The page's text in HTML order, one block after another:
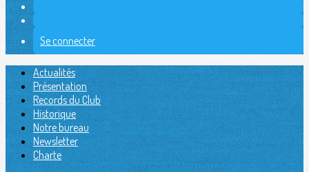
Se connecter
Actualités
Présentation
Records du Club
Historique
Notre bureau
Newsletter
Charte